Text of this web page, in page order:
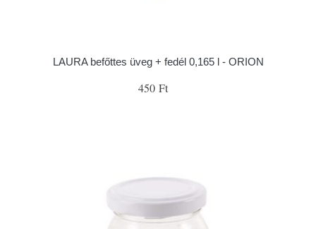
LAURA befőttes üveg + fedél 0,165 l - ORION
450 Ft